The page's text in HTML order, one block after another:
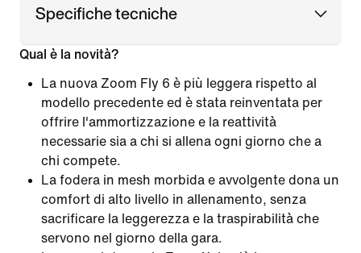
Specifiche tecniche
Qual è la novità?
La nuova Zoom Fly 6 è più leggera rispetto al
modello precedente ed è stata reinventata per
offrire l'ammortizzazione e la reattività
necessarie sia a chi si allena ogni giorno che a
chi compete.
La fodera in mesh morbida e avvolgente dona un
comfort di alto livello in allenamento, senza
sacrificare la leggerezza e la traspirabilità che
servono nel giorno della gara.